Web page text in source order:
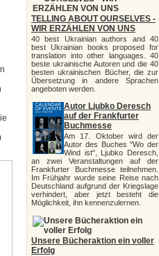
TELLING ABOUT OURSELVES -
WIR ERZÄHLEN VON UNS
40 best Ukrainian authors and 40
best Ukrainian books proposed for
translation into other languages. 40
beste ukrainische Autoren und die 40
besten ukrainischen Bücher, die zur
Übersetzung in andere Sprachen
angeboten werden.
Autor Ljubko Deresch
auf der Frankfurter
Buchmesse
Am 17. Oktober wird der
Autor des Buches "Wo der
Wind ist", Ljubko Deresch,
an zwei Veranstaltungen auf der
Frankfurter Buchmesse teilnehmen.
Im Frühjahr wurde seine Reise nach
Deutschland aufgrund der Kriegslage
verhindert, aber jetzt besteht die
Möglichkeit, ihn kennenzulernen.
Unsere Bücheraktion ein voller
Erfolg